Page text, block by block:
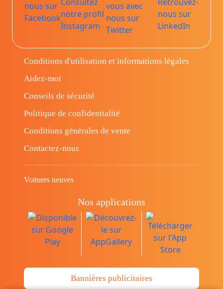
Conditions d'utilisation et informations légales
Aidez-moi
Conseils de sécurité
Politique de confidentialité
Conditions générales de vente
Contactez-nous
Voitures neuves
Nos applications
Bannières publicitaires